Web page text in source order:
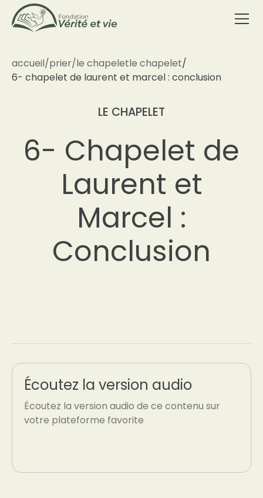
accueil/prier/le chapeletle chapelet/
6- chapelet de laurent et marcel : conclusion
LE CHAPELET
6- Chapelet de
Laurent et
Marcel :
Conclusion
Écoutez la version audio
Écoutez la version audio de ce contenu sur
votre plateforme favorite